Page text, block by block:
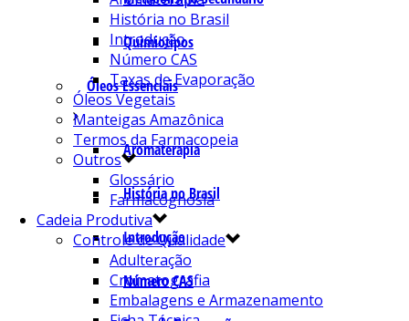
Quimiotipos
Óleos Essenciais
Aromaterapia
História no Brasil
Introdução
Número CAS
História no Brasil
Introdução
Número CAS
Taxas de Evaporação
Óleos Vegetais
Manteigas Amazônica
Termos da Farmacopeia
Outros
Glossário
Farmacognosia
Cadeia Produtiva
Controle de Qualidade
Adulteração
Cromatografia
Embalagens e Armazenamento